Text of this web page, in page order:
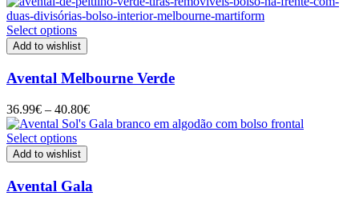
Select options
Add to wishlist
Avental Melbourne Verde
36.99€ – 40.80€Price
range:
Select options
Add to wishlist
Avental Gala